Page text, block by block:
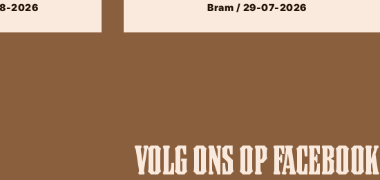
2026 Bram / 29-07-2026
VOLG ONS OP FACEBOOK